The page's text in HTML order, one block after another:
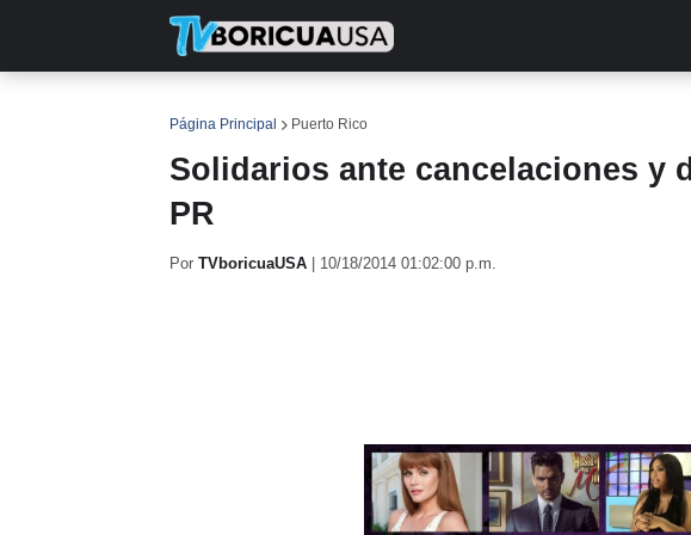
Página Principal Puerto Rico
Solidarios ante cancelaciones y
PR
Por TVboricuaUSA 10/18/2014 01:02:00 p.m.